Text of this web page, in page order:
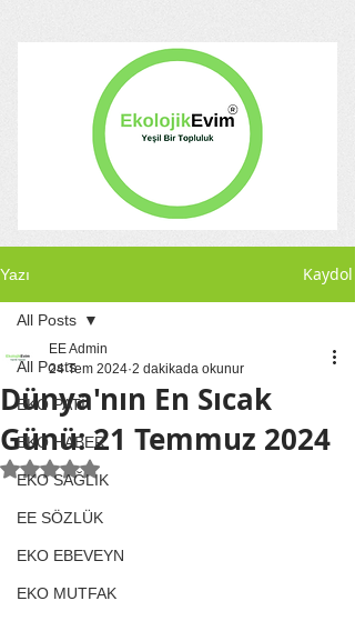
Yazı Kaydol
All Posts
EKO PATİ
EKO HABER
EKO SAĞLIK
EE SÖZLÜK
EKO EBEVEYN
EKO MUTFAK
All Posts
Dünya'nın En Sıcak
Günü: 21 Temmuz 2024
EE Admin
24 Tem 2024 2 dakikada okunur
5 üzerinden NaN yıldız